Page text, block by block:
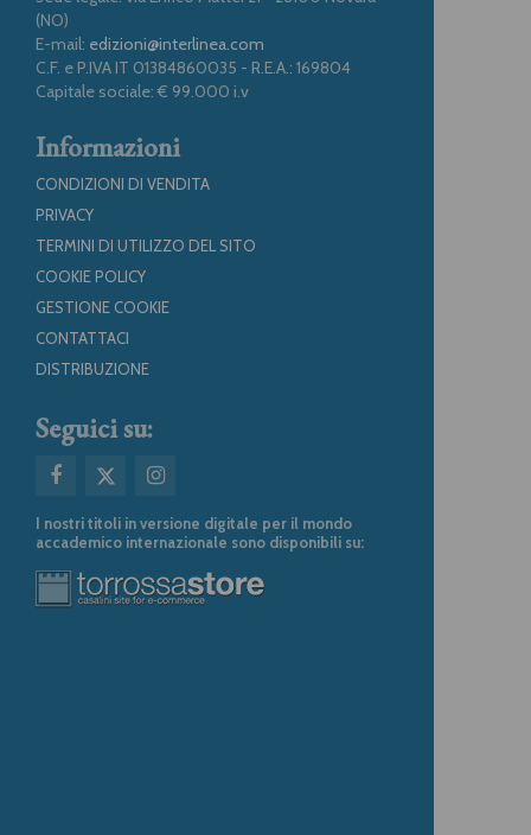
(NO)
E-mail: edizioni@interlinea.com
C.F. e P.IVA IT 01384860035 - R.E.A.: 169804
Capitale sociale: € 99.000 i.v
Informazioni
CONDIZIONI DI VENDITA
PRIVACY
TERMINI DI UTILIZZO DEL SITO
COOKIE POLICY
GESTIONE COOKIE
CONTATTACI
DISTRIBUZIONE
Seguici su:
I nostri titoli in versione digitale per il mondo
accademico internazionale sono disponibili su: